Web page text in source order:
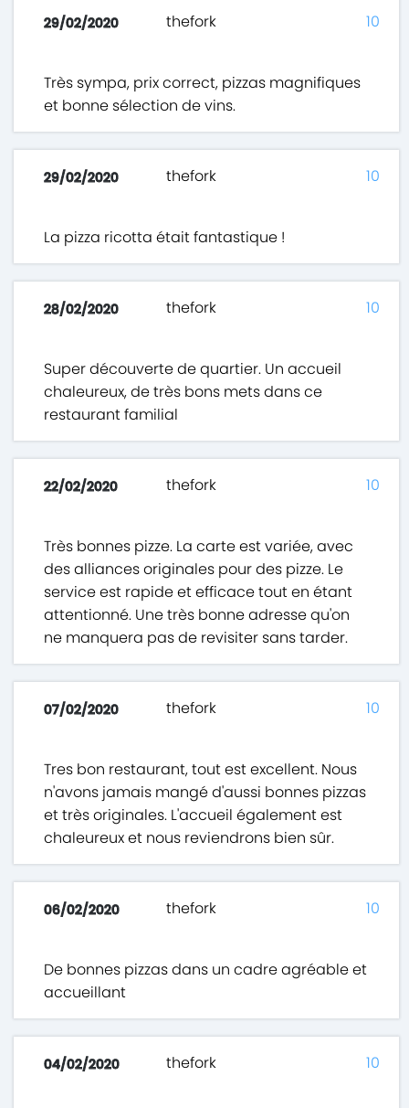
29/02/2020 thefork
Très sympa, prix correct, pizzas magnifiques
et bonne sélection de vins.
10
29/02/2020 thefork
La pizza ricotta était fantastique !
10
28/02/2020 thefork
Super découverte de quartier. Un accueil
chaleureux, de très bons mets dans ce
restaurant familial
10
22/02/2020 thefork
Très bonnes pizze. La carte est variée, avec
des alliances originales pour des pizze. Le
service est rapide et efficace tout en étant
attentionné. Une très bonne adresse qu'on
ne manquera pas de revisiter sans tarder.
10
07/02/2020 thefork
Tres bon restaurant, tout est excellent. Nous
n'avons jamais mangé d'aussi bonnes pizzas
et très originales. L'accueil également est
chaleureux et nous reviendrons bien sûr.
10
06/02/2020 thefork
De bonnes pizzas dans un cadre agréable et
accueillant
10
04/02/2020 thefork 10